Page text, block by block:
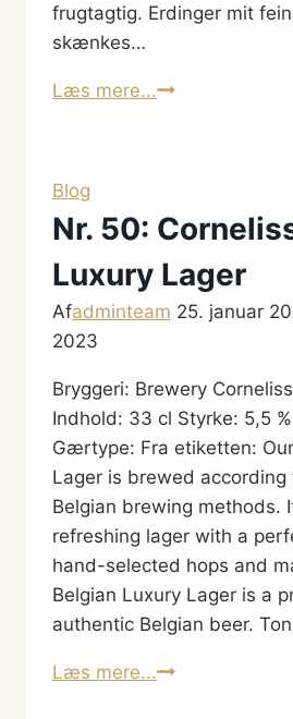
frugtagtig. Erdinger mit
skænkes…
Læs mere...Erdinger:
Blog
Nr. 50:
Luxury Lager
Afadminteam 25. januar
2023
Bryggeri: Brewery
Indhold: 33 cl Styrke: 5,5
Gærtype: Fra etiketten:
Lager is brewed
Belgian brewing methods.
refreshing lager with a
hand-selected hops and
Belgian Luxury Lager is a
authentic Belgian beer.
Læs mere...Nr.